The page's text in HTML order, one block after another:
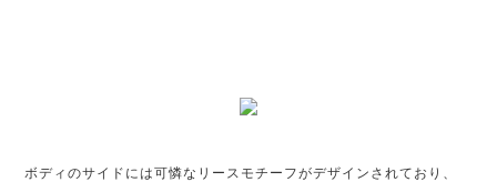
ボディのサイドには可憐なリースモチーフがデザインされており、